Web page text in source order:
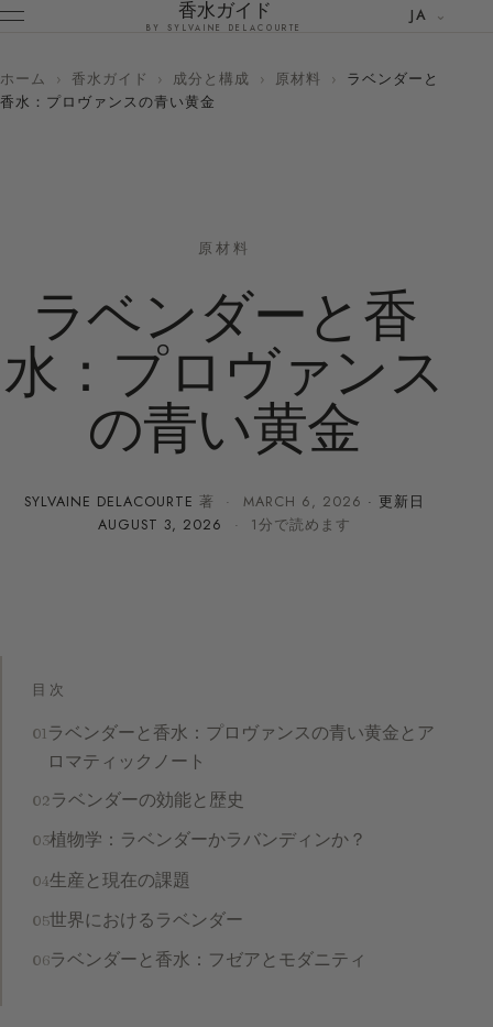
香水ガイド
BY SYLVAINE DELACOURTE
JA
ホーム › 香水ガイド › 成分と構成 › 原材料 ›
ラベンダーと
香水：プロヴァンスの青い黄金
原材料
ラベンダーと香
水：プロヴァンス
の青い黄金
SYLVAINE DELACOURTE 著 · MARCH 6, 2026 · 更新日
AUGUST 3, 2026
· 1分で読めます
目次
ラベンダーと香水：プロヴァンスの青い黄金とア
ロマティックノート
ラベンダーの効能と歴史
植物学：ラベンダーかラバンディンか？
生産と現在の課題
世界におけるラベンダー
ラベンダーと香水：フゼアとモダニティ